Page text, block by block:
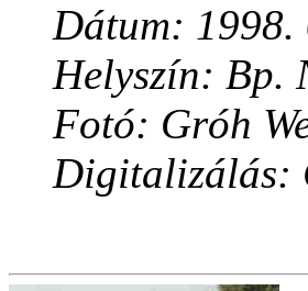
Dátum: 1998.
Helyszín: Bp.
Fotó: Gróh
Digitalizálás: